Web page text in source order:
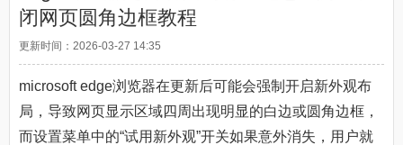
闭网页圆角边框教程
更新时间：2026-03-27 14:35
microsoft edge浏览器在更新后可能会强制开启新外观布
局，导致网页显示区域四周出现明显的白边或圆角边框，
而设置菜单中的“试用新外观”开关如果意外消失，用户就